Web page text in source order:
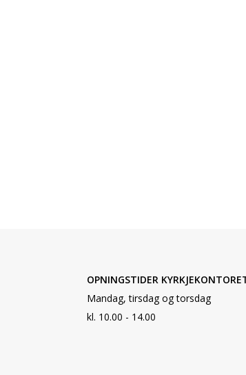
OPNINGSTIDER
Mandag, tirsdag og torsdag
kl. 10.00 - 14.00